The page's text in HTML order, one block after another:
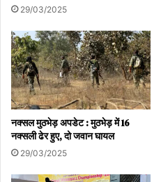
29/03/2025
नक्सल मुठभेड़ अपडेट : मुठभेड़ में 16
नक्सली ढेर हुए, दो जवान घायल
29/03/2025